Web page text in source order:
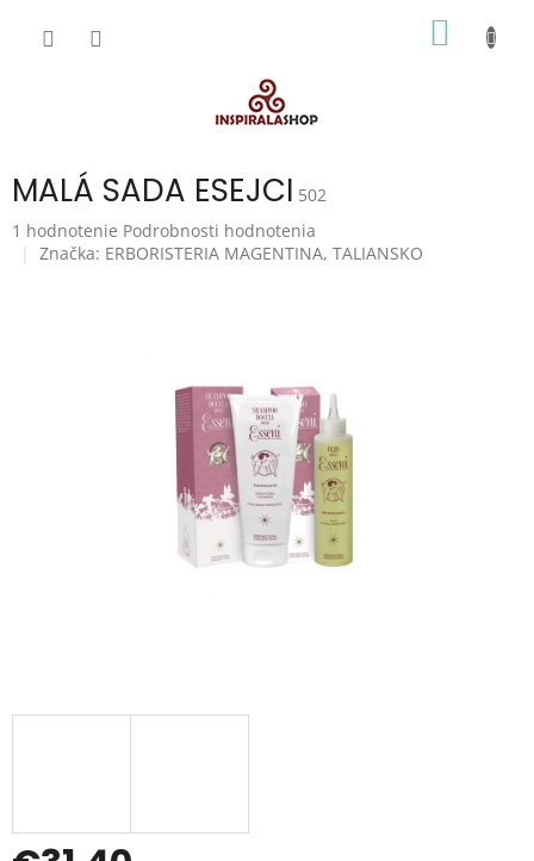
MALÁ SADA ESEJCI 502
Priemerné
hodnotenie
1 hodnotenie Podrobnosti hodnotenia
Značka: ERBORISTERIA MAGENTINA, TALIANSKO